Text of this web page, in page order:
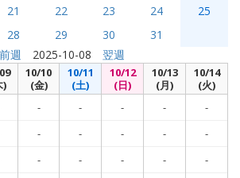
21 22 23 24
25
28 29 30
31
前週
2025-10-08 翌週
)
10/10
(金)
10/11
(土)
10/12
(日)
10/13
(月)
10/14
(火)
- - - -
-
- - - -
-
- - - -
-